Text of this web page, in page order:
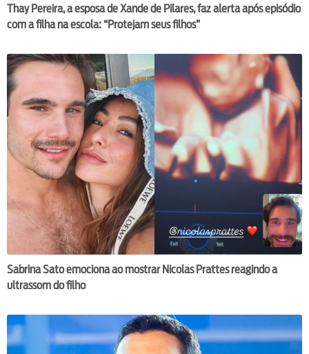
Thay Pereira, a esposa de Xande de Pilares, faz alerta após episódio
com a filha na escola: “Protejam seus filhos”
Sabrina Sato emociona ao mostrar Nicolas Prattes reagindo a
ultrassom do filho